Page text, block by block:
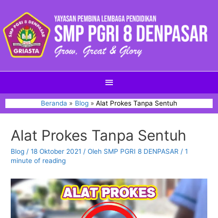
Beranda Blog Alat Prokes Tanpa Sentuh
Alat Prokes Tanpa Sentuh
Blog / 18 Oktober 2021 / Oleh SMP PGRI 8 DENPASAR / 1
minute of reading